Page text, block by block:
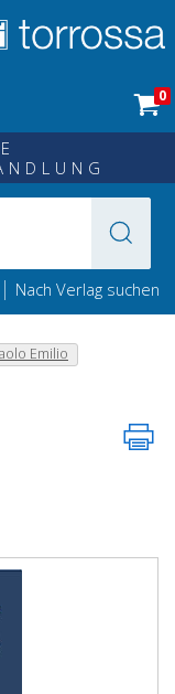
0
| Nach Verlag suchen
Emilio